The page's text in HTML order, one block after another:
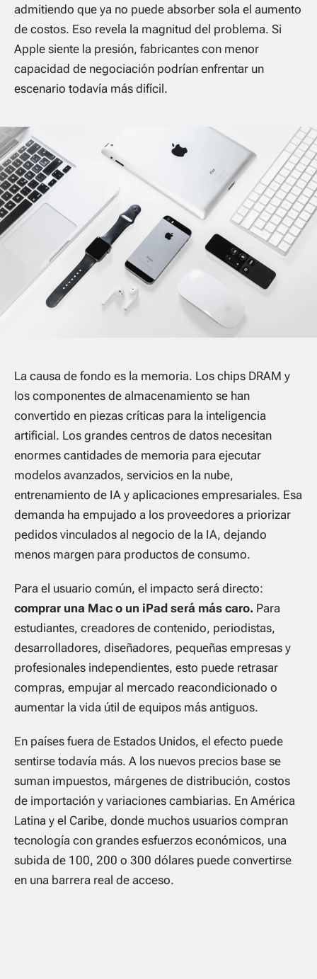
admitiendo que ya no puede absorber sola el aumento
de costos. Eso revela la magnitud del problema. Si
Apple siente la presión, fabricantes con menor
capacidad de negociación podrían enfrentar un
escenario todavía más difícil.
La causa de fondo es la memoria. Los chips DRAM y
los componentes de almacenamiento se han
convertido en piezas críticas para la inteligencia
artificial. Los grandes centros de datos necesitan
enormes cantidades de memoria para ejecutar
modelos avanzados, servicios en la nube,
entrenamiento de IA y aplicaciones empresariales. Esa
demanda ha empujado a los proveedores a priorizar
pedidos vinculados al negocio de la IA, dejando
menos margen para productos de consumo.
Para el usuario común, el impacto será directo:
comprar una Mac o un iPad será más caro. Para
estudiantes, creadores de contenido, periodistas,
desarrolladores, diseñadores, pequeñas empresas y
profesionales independientes, esto puede retrasar
compras, empujar al mercado reacondicionado o
aumentar la vida útil de equipos más antiguos.
En países fuera de Estados Unidos, el efecto puede
sentirse todavía más. A los nuevos precios base se
suman impuestos, márgenes de distribución, costos
de importación y variaciones cambiarias. En América
Latina y el Caribe, donde muchos usuarios compran
tecnología con grandes esfuerzos económicos, una
subida de 100, 200 o 300 dólares puede convertirse
en una barrera real de acceso.